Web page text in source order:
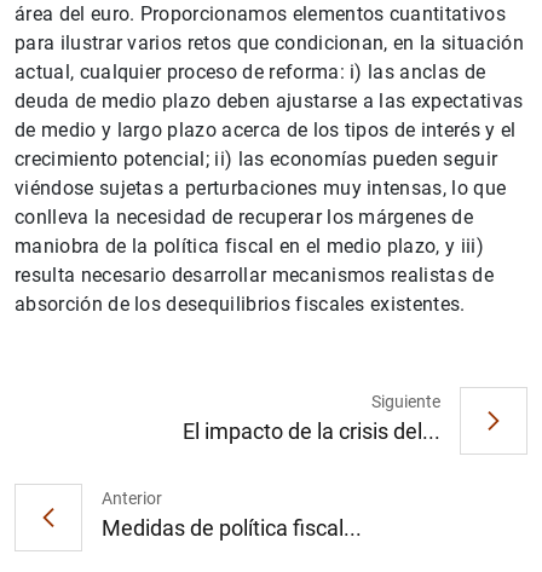
área del euro. Proporcionamos elementos cuantitativos
para ilustrar varios retos que condicionan, en la situación
actual, cualquier proceso de reforma: i) las anclas de
deuda de medio plazo deben ajustarse a las expectativas
de medio y largo plazo acerca de los tipos de interés y el
crecimiento potencial; ii) las economías pueden seguir
viéndose sujetas a perturbaciones muy intensas, lo que
conlleva la necesidad de recuperar los márgenes de
maniobra de la política fiscal en el medio plazo, y iii)
resulta necesario desarrollar mecanismos realistas de
absorción de los desequilibrios fiscales existentes.
Anterior
Medidas de política fiscal...
Siguiente
El impacto de la crisis del...